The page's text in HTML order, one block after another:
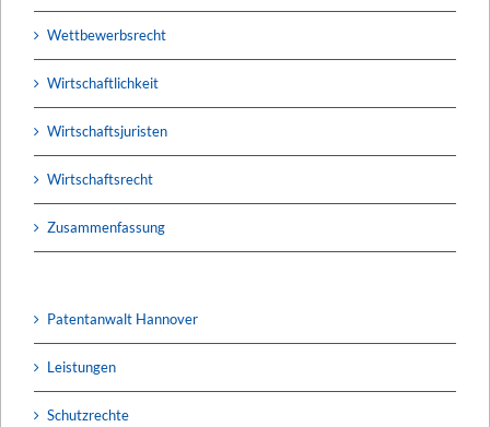
Wettbewerbsrecht
Wirtschaftlichkeit
Wirtschaftsjuristen
Wirtschaftsrecht
Zusammenfassung
Patentanwalt Hannover
Leistungen
Schutzrechte